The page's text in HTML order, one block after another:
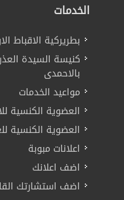
الخدمات
بطريركية الاقباط
كنيسة السيدة
بالاحمدى
مواعيد الخدمات
العضوية الكنسية
العضوية الكنسية
اعلانات مبوبة
اضف اعلانك
اضف استشارتك